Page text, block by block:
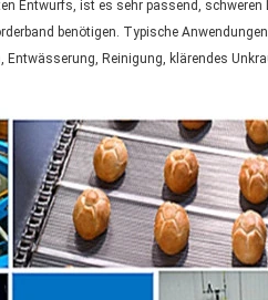
Entwurfs, ist es sehr passend,
benötigen. Typische
Reinigung, klärendes